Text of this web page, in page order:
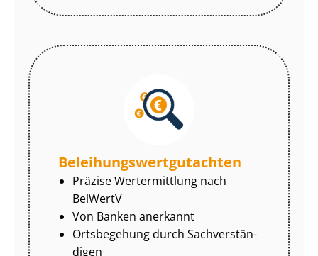
Be­lei­hungs­wert­gut­ach­ten
Präzise Wertermittlung nach
BelWertV
Von Banken anerkannt
Ortsbegehung durch Sach­ver­stän­
di­gen